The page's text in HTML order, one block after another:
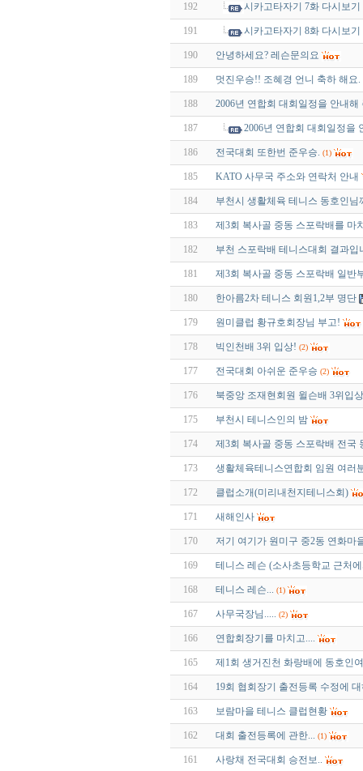
192 시카고타자기 7화 다시보기
191 시카고타자기 8화 다시보기
190 안녕하세요? 레슨문의요
189 멋진우승!! 조혜경 언니 축하 해요.
188 2006년 연합회 대회일정을 안내해
187 2006년 연합회 대회일정을
186 전국대회 또한번 준우승. (1)
185 KATO 사무국 주소와 연락처 안내
184 부천시 생활체육 테니스 동호인님
183 제3회 복사골 중동 스포락배를 마
182 부천 스포락배 테니스대회 결과입
181 제3회 복사골 중동 스포락배 일반
180 한아름2차 테니스 회원1,2부 명단
179 원미클럽 황규호회장님 부고!
178 빅인천배 3위 입상! (2)
177 전국대회 아쉬운 준우승 (2)
176 북중앙 조재현회원 윌슨배 3위입상
175 부천시 테니스인의 밤
174 제3회 복사골 중동 스포락배 전국
173 생활체육테니스연합회 임원 여러
172 클럽소개(미리내천지테니스회)
171 새해인사
170 저기 여기가 원미구 중2동 연화마
169 테니스 레슨 (소사초등학교 근처
168 테니스 레슨... (1)
167 사무국장님..... (2)
166 연합회장기를 마치고....
165 제1회 생거진천 화랑배에 동호인
164 19회 협회장기 출전등록 수정에
163 보람마을 테니스 클럽현황
162 대회 출전등록에 관한... (1)
161 사랑채 전국대회 승전보..